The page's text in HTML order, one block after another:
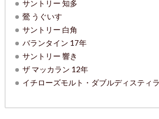
サントリー 知多
鶯 うぐいす
サントリー 白角
バランタイン 17年
サントリー 響き
ザ マッカラン 12年
イチローズモルト・ダブルディスティ